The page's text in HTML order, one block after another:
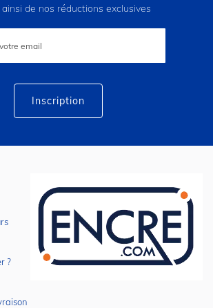
de nos réductions exclusives
Inscription
?